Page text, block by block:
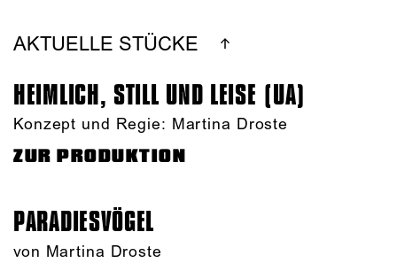
AKTUELLE STÜCKE
HEIMLICH, STILL UND LEISE (UA)
Konzept und Regie: Martina Droste
ZUR PRODUKTION
PARADIES­VÖGEL
von Martina Droste